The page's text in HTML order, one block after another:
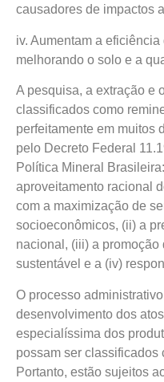
causadores de impactos
iv. Aumentam a
melhorando o solo e a
A pesquisa, a extração e
classificados como
perfeitamente em muitos
pelo Decreto Federal
Política Mineral
aproveitamento racional
com a maximização de
socioeconômicos, (ii) a
nacional, (iii) a
sustentável e a (iv)
O processo
desenvolvimento dos
especialíssima dos
possam ser classificados
Portanto, estão sujeitos